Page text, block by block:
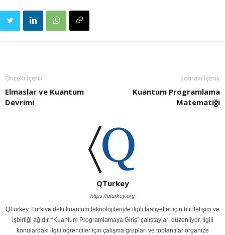
Önceki İçerik
Elmaslar ve Kuantum
Devrimi
Sonraki İçerik
Kuantum Programlama
Matematiği
QTurkey
https://qturkey.org
QTurkey, Türkiye’deki kuantum teknolojileriyle ilgili faaliyetler için bir iletişim ve
işbirliği ağıdır. “Kuantum Programlamaya Giriş” çalıştayları düzenliyor, ilgili
konulardaki ilgili öğrenciler için çalışma grupları ve toplantılar organize